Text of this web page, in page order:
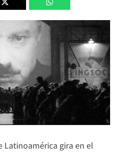
gira en el